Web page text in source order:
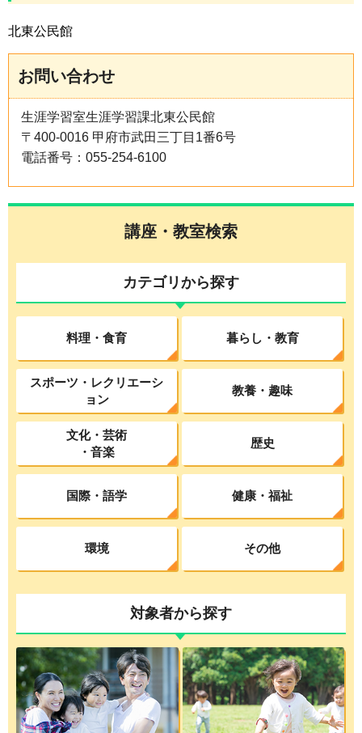
北東公民館
お問い合わせ
生涯学習室生涯学習課北東公民館
〒400-0016 甲府市武田三丁目1番6号
電話番号：055-254-6100
講座・教室検索
カテゴリから探す
料理・食育 暮らし・教育
スポーツ・レクリエーシ
ョン
教養・趣味
文化・芸術
・音楽
歴史
国際・語学 健康・福祉
環境 その他
対象者から探す